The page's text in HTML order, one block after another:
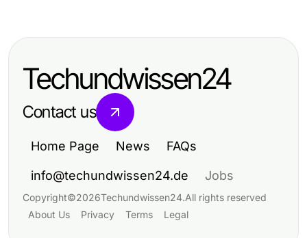
Techundwissen24
Contact us
Home Page News FAQs
info@techundwissen24.de Jobs
Copyright©2026Techundwissen24.All rights reserved
About Us
Privacy Terms Legal